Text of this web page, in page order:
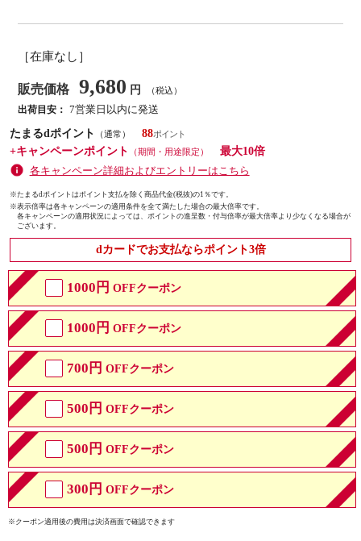
［在庫なし］
販売価格 9,680 円 （税込）
出荷目安： 7営業日以内に発送
たまるdポイント
（通常）
88
+キャンペーンポイント
（期間・用途限定）
最大10倍
各キャンペーン詳細およびエントリーはこちら
※たまるdポイントはポイント支払を除く商品代金(税抜)の1％です。
※表示倍率は各キャンペーンの適用条件を全て満たした場合の最大倍率です。
各キャンペーンの適用状況によっては、ポイントの進呈数・付与倍率が最大倍率より少なくなる場合が
ございます。
dカードでお支払ならポイント3倍
1000円 OFFクーポン
1000円 OFFクーポン
700円 OFFクーポン
500円 OFFクーポン
500円 OFFクーポン
300円 OFFクーポン
※クーポン適用後の費用は決済画面で確認できます